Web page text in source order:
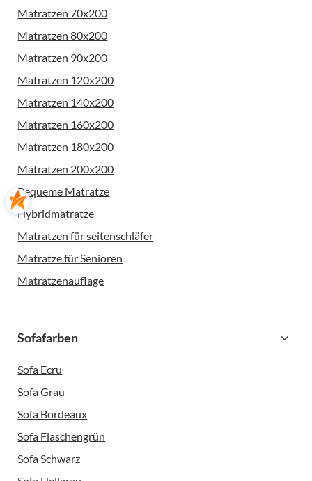
Matratzen 70x200
Matratzen 80x200
Matratzen 90x200
Matratzen 120x200
Matratzen 140x200
Matratzen 160x200
Matratzen 180x200
Matratzen 200x200
Bequeme Matratze
Hybridmatratze
Matratzen für seitenschläfer
Matratze für Senioren
Matratzenauflage
Sofafarben
Sofa Ecru
Sofa Grau
Sofa Bordeaux
Sofa Flaschengrün
Sofa Schwarz